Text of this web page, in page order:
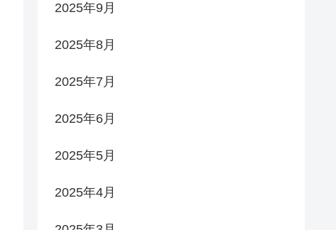
2025年9月
2025年8月
2025年7月
2025年6月
2025年5月
2025年4月